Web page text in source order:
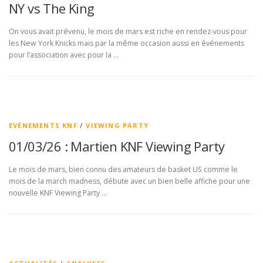
NY vs The King
On vous avait prévenu, le mois de mars est riche en rendez-vous pour
les New York Knicks mais par la même occasion aussi en événements
pour l’association avec pour la …
EVÉNEMENTS KNF /VIEWING PARTY
01/03/26 : Martien KNF Viewing Party
Le mois de mars, bien connu des amateurs de basket US comme le
mois de la march madness, débute avec un bien belle affiche pour une
nouvelle KNF Viewing Party …